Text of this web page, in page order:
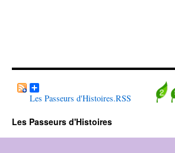
Les Passeurs d'Histoires.RSS
Les Passeurs d'Histoires